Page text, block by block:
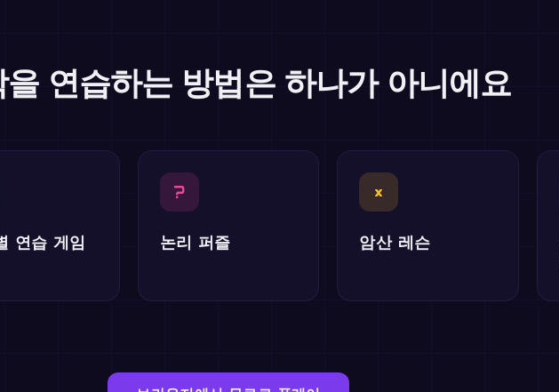
을 연습하는 방법은 하나가 아니에요
연습 게임
?
논리 퍼즐
×
암산 레슨